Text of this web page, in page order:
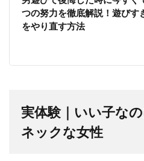
つの努力を徹底解説！遊びす
をやり直す方法
実体験｜いい子な
ネックな女性